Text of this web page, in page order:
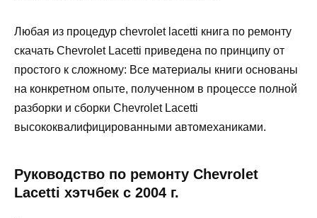
Любая из процедур chevrolet lacetti книга по ремонту
скачать Chevrolet Lacetti приведена по принципу от
простого к сложному: Все материалы книги основаны
на конкретном опыте, полученном в процессе полной
разборки и сборки Chevrolet Lacetti
высококвалифицированными автомеханиками.
Руководство по ремонту Chevrolet
Lacetti хэтчбек с 2004 г.